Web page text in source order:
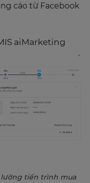
cáo từ Facebook
aiMarketing
lường tiến trình mua